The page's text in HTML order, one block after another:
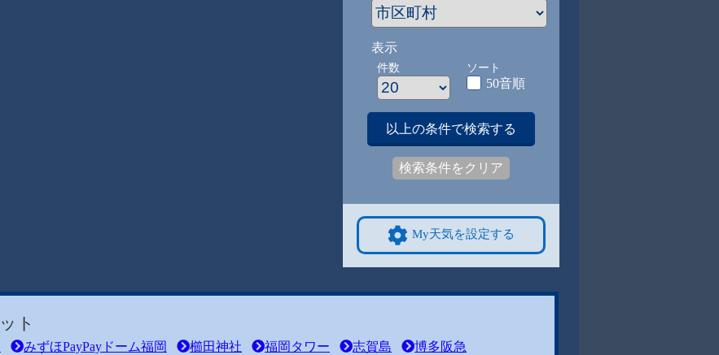
表示
件数 ソート
50音順
以上の条件で検索する
検索条件をクリア
My天気を設定する
ト
みずほPayPayドーム福岡 櫛田神社 福岡タワー 志賀島
博多阪急